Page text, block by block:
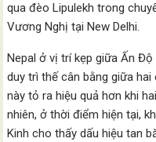
qua đèo Lipulekh trong
Vương Nghị tại New Delhi.
Nepal ở vị trí kẹp giữa Ấn
duy trì thế cân bằng giữa
này tỏ ra hiệu quả hơn khi
nhiên, ở thời điểm hiện tại,
Kinh cho thấy dấu hiệu tan